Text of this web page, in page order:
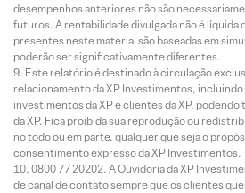
desempenhos anteriores não são
futuros. A rentabilidade divulgada não é líquida
presentes neste material são baseadas em
poderão ser significativamente diferentes.
Este relatório é destinado à circulação
relacionamento da XP Investimentos, incluindo
investimentos da XP e clientes da XP,
da XP. Fica proibida sua reprodução ou
no todo ou em parte, qualquer que seja o
consentimento expresso da XP Investimentos.
0800 77 20202. A Ouvidoria da XP
de canal de contato sempre que os clientes